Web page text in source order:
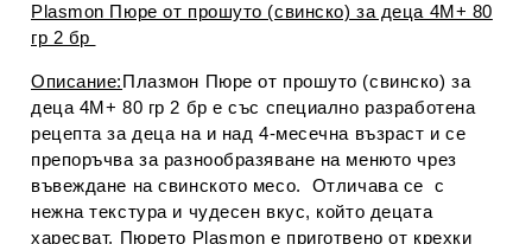
Plasmon Пюре от прошуто (свинско) за деца 4М+ 80
гр 2 бр
Описание:Плазмон Пюре от прошуто (свинско) за
деца 4М+ 80 гр 2 бр е със специално разработена
рецепта за деца на и над 4-месечна възраст и се
препоръчва за разнообразяване на менюто чрез
въвеждане на свинското месо. Отличава се с
нежна текстура и чудесен вкус, който децата
харесват. Пюрето Plasmon е приготвено от крехки